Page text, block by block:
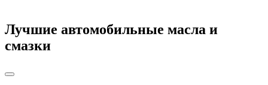
Лучшие автомобильные масла и
смазки